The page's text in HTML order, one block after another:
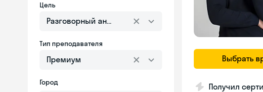
Цель
Разговорный английский
Тип преподавателя
Премиум
Город
Выбрать
Получил